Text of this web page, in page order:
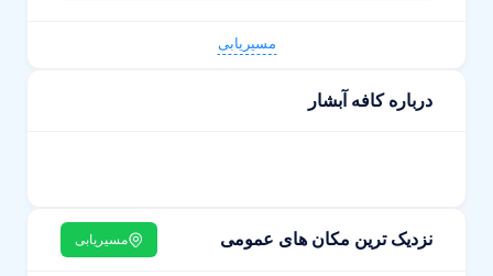
مسیریابی
درباره کافه آبشار
نزدیک ترین مکان های عمومی مسیریابی